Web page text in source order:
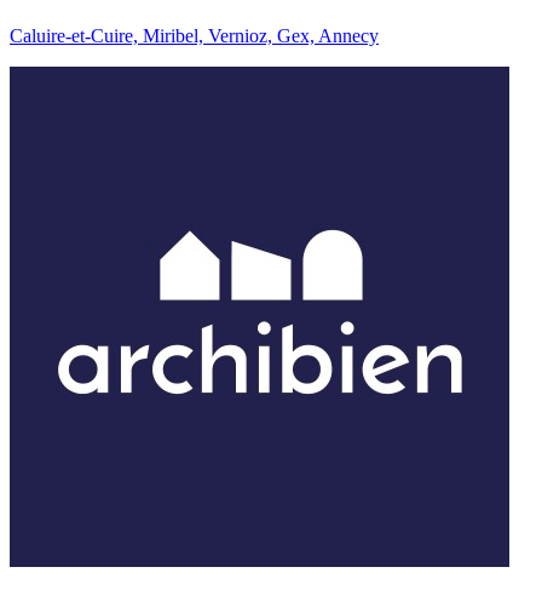
Caluire-et-Cuire, Miribel, Vernioz, Gex, Annecy